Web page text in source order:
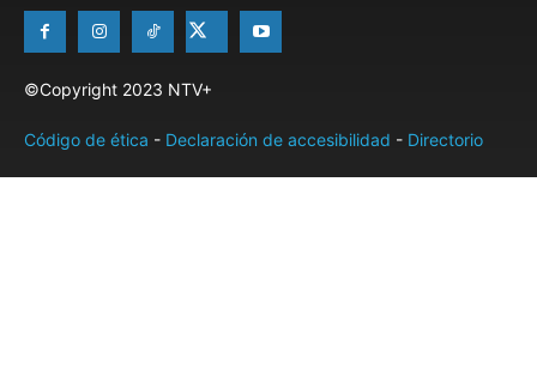
©Copyright 2023 NTV+
Código de ética - Declaración de accesibilidad - Directorio